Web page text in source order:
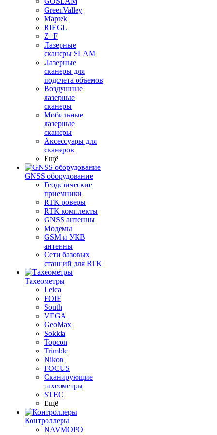
GreenValley
Maptek
RIEGL
Z+F
Лазерные
сканеры SLAM
Лазерные
сканеры для
подсчета объемов
Воздушные
лазерные
сканеры
Мобильные
лазерные
сканеры
Аксессуары для
сканеров
Ещё
GNSS оборудование
Геодезические
приемники
RTK роверы
RTK комплекты
GNSS антенны
Модемы
GSM и УКВ
антенны
Сети базовых
станций для RTK
Тахеометры
Leica
FOIF
South
VEGA
GeoMax
Sokkia
Topcon
Trimble
Nikon
FOCUS
Сканирующие
тахеометры
STEC
Ещё
Контроллеры
NAVMOPO